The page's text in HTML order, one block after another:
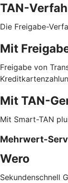
TAN-
Die Freigabe-
Mit
Freigabe von
Mit TAN-
Mit Smart-TAN
Mehrwert-
Wero
Sekundenschnell